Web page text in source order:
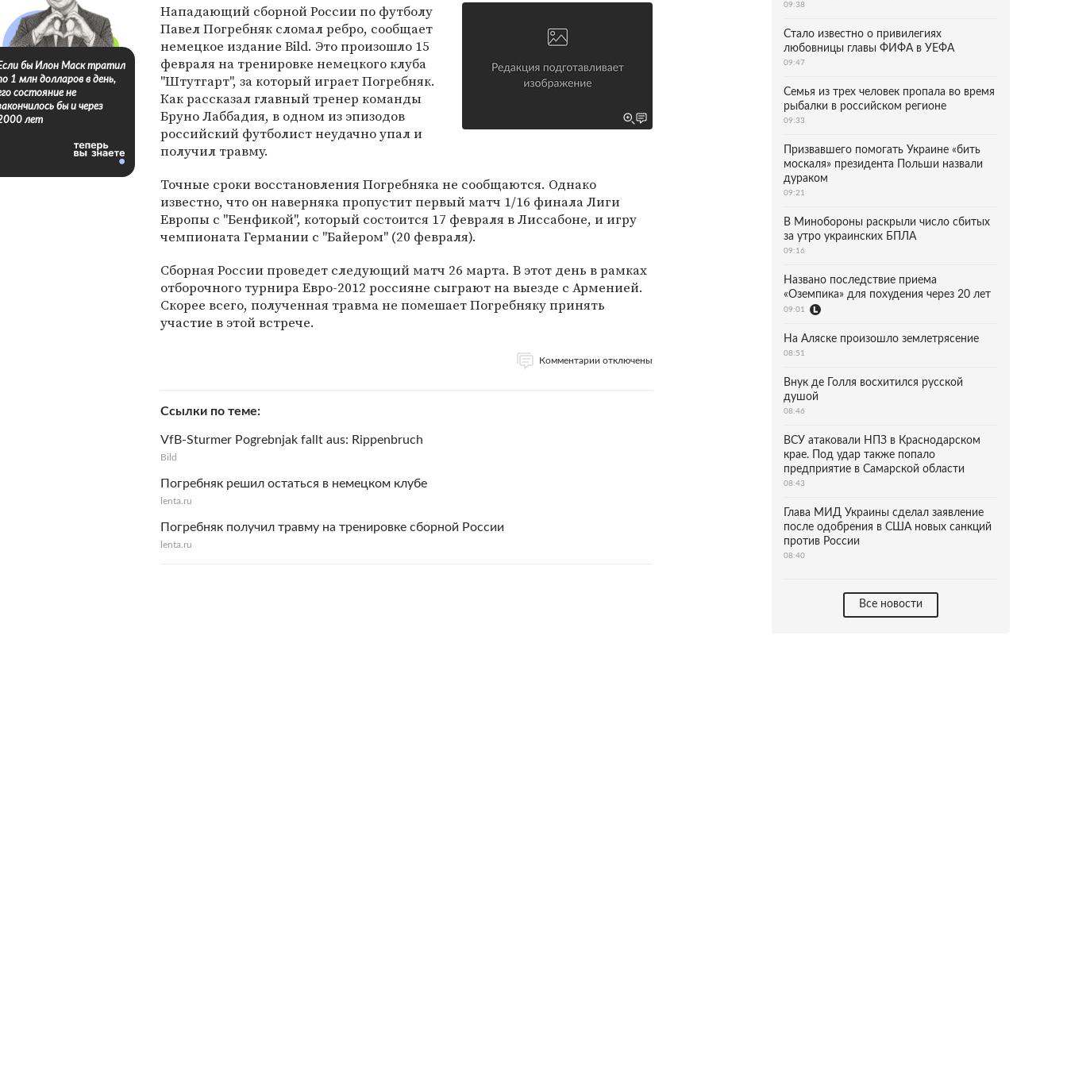
Нападающий сборной России по футболу
Павел Погребняк сломал ребро, сообщает
немецкое издание Bild. Это произошло 15
февраля на тренировке немецкого клуба
"Штутгарт", за который играет Погребняк.
Как рассказал главный тренер команды
Бруно Лаббадия, в одном из эпизодов
российский футболист неудачно упал и
получил травму.
Точные сроки восстановления Погребняка не сообщаются. Однако
известно, что он наверняка пропустит первый матч 1/16 финала Лиги
Европы с "Бенфикой", который состоится 17 февраля в Лиссабоне, и игру
чемпионата Германии с "Байером" (20 февраля).
Сборная России проведет следующий матч 26 марта. В этот день в рамках
отборочного турнира Евро-2012 россияне сыграют на выезде с Арменией.
Скорее всего, полученная травма не помешает Погребняку принять
участие в этой встрече.
Комментарии отключены
Ссылки по теме
VfB-Sturmer Pogrebnjak fallt aus: Rippenbruch
Bild
Погребняк решил остаться в немецком клубе
lenta.ru
Погребняк получил травму на тренировке сборной России
lenta.ru
бы Илон Маск тратил
1 млн долларов в день,
состояние не
бы и через
лет
09:38
Стало известно о привилегиях
любовницы главы ФИФА в УЕФА
09:47
Семья из трех человек пропала во время
рыбалки в российском регионе
09:33
Призвавшего помогать Украине «бить
москаля» президента Польши назвали
дураком
09:21
В Минобороны раскрыли число сбитых
за утро украинских БПЛА
09:16
Названо последствие приема
«Оземпика» для похудения через 20 лет
09:01
На Аляске произошло землетрясение
08:51
Внук де Голля восхитился русской
душой
08:46
ВСУ атаковали НПЗ в Краснодарском
крае. Под удар также попало
предприятие в Самарской области
08:43
Глава МИД Украины сделал заявление
после одобрения в США новых санкций
против России
08:40
Все новости